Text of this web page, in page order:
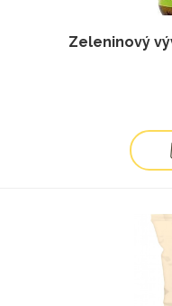
Zeleninový